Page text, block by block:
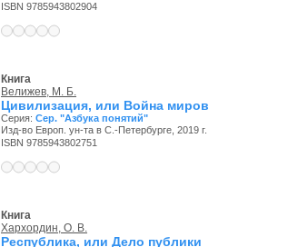
ISBN 9785943802904
Книга
Велижев, М. Б.
Цивилизация, или Война миров
Серия: Сер. "Азбука понятий"
Изд-во Европ. ун-та в С.-Петербурге, 2019 г.
ISBN 9785943802751
Книга
Хархордин, О. В.
Республика, или Дело публики